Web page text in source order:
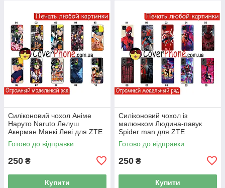
Силіконовий чохол Аніме
Наруто Naruto Лелуш
Акерман Манкі Леві для ZTE
Готово до відправки
250 ₴
Купити
Силіконовий чохол із
малюнком Людина-павук
Spider man для ZTE
Готово до відправки
250 ₴
Купити